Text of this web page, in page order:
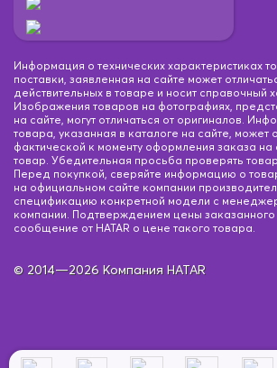
Информация о технических характеристиках
поставки, заявленная на сайте может
действительных в товаре и носит справочный
Изображения товаров на фотографиях,
на сайте, могут отличаться от оригиналов.
товара, указанная в каталоге на сайте, может
фактической к моменту оформления заказа на
товар. Убедительная просьба проверять
Перед покупкой, сверяйте информацию о
на официальном сайте компании
спецификацию конкретной модели с
компании. Подтверждением цены заказанного
сообщение от HATAR о цене такого товара.
© 2014—2026 Компания HATAR